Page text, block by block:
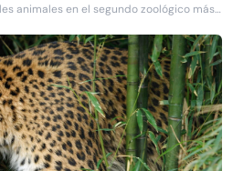
Venga a conocer a estos increíbles animales en el segundo zoológico más antiguo del mundo, inaugurado en 1794.